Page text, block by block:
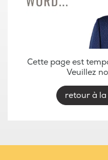
Cette page est
Veuillez
retour à la